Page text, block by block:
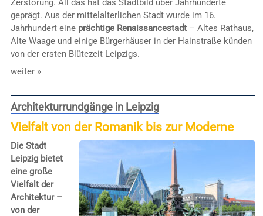
Zerstörung. All das hat das Stadtbild über Jahrhunderte
geprägt. Aus der mittelalterlichen Stadt wurde im 16.
Jahrhundert eine prächtige Renaissancestadt– Altes Rathaus,
Alte Waage und einige Bürgerhäuser in der Hainstraße künden
von der ersten Blütezeit Leipzigs.
weiter »
Architekturrundgänge in Leipzig
Vielfalt von der Romanik bis zur Moderne
Die Stadt
Leipzig bietet
eine große
Vielfalt der
Architektur –
von der